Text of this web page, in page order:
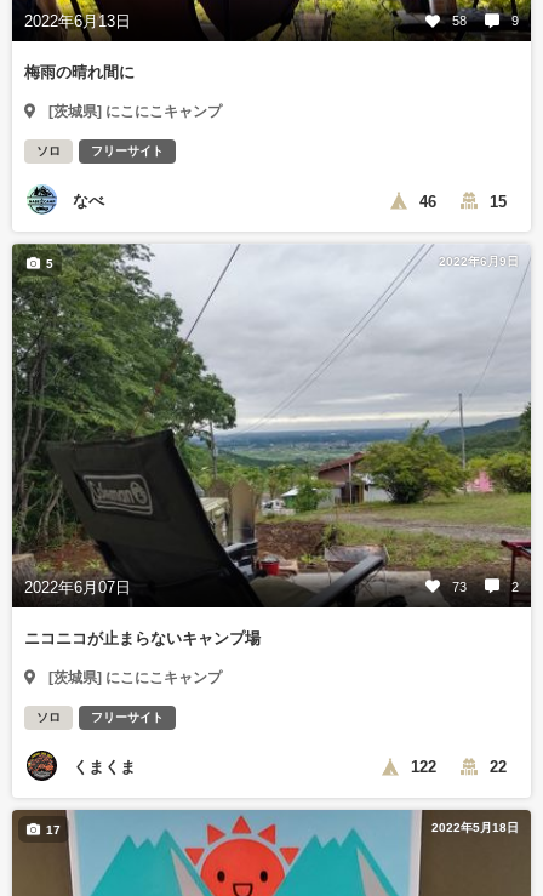
2022年6月13日 58 9
梅雨の晴れ間に
[茨城県] にこにこキャンプ
ソロ フリーサイト
なべ 46 15
2022年6月9日
2022年6月07日 73 2
5
ニコニコが止まらないキャンプ場
[茨城県] にこにこキャンプ
ソロ フリーサイト
くまくま 122 22
2022年5月18日
17